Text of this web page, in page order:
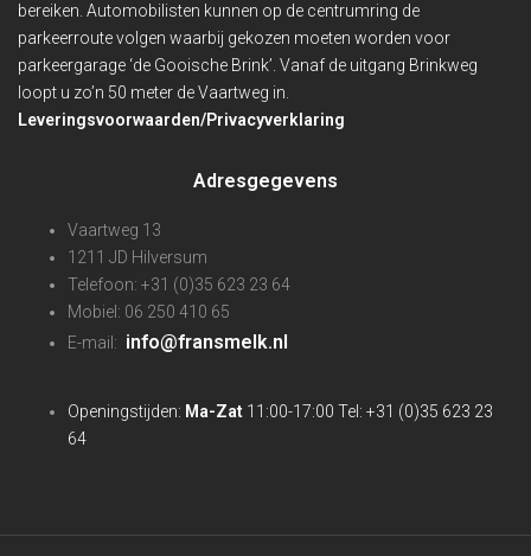
bereiken. Automobilisten kunnen op de centrumring de
parkeerroute volgen waarbij gekozen moeten worden voor
parkeergarage ‘de Gooische Brink’. Vanaf de uitgang Brinkweg
loopt u zo’n 50 meter de Vaartweg in.
Leveringsvoorwaarden/Privacyverklaring
Adresgegevens
Vaartweg 13
1211 JD Hilversum
Telefoon: +31 (0)35 623 23 64
Mobiel: 06 250 410 65
E-mail: info@fransmelk.nl
Openingstijden: Ma-Zat 11:00-17:00 Tel: +31 (0)35 623 23
64